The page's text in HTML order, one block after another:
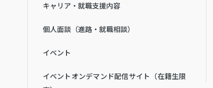
キャリア・就職支援内容
個人面談（進路・就職相談）
イベント
イベントオンデマンド配信サイト（在籍生限